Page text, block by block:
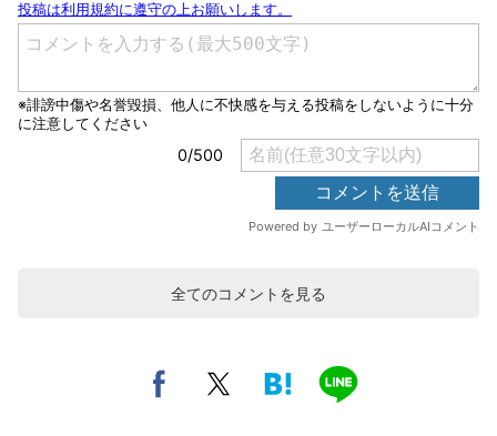
全てのコメントを見る